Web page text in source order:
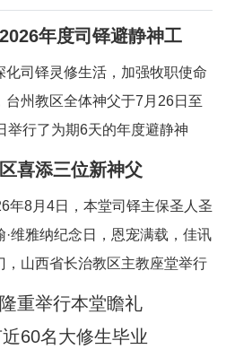
年度司铎避静神工
化司铎灵修生活，加强牧职使命
台州教区全体神父于7月26日至
举行了为期6天的年度避静神
本次避静特别邀请到上海佘山修
地认识真实的耶稣基督”。在当今
而多元的牧灵环境中，此次避静
父们提供了一个宝贵的静默与省
机，帮助大家暂时脱离日常事
回归内在深
喜添三位新神父
年8月4日，本堂司铎主保圣人圣
·维雅纳纪念日，恩宠满载，佳讯
，山西省长治教区主教座堂举行
祝圣典礼，为张浩然（伯多
三位执事授予司铎圣秩。祝圣典
重举行本堂瞻礼
60名大修生毕业